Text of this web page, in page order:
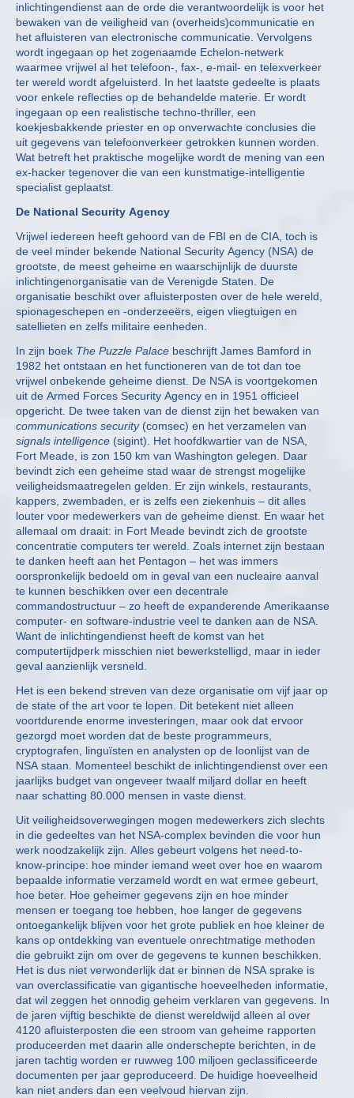
inlichtingendienst aan de orde die verantwoordelijk is voor het
bewaken van de veiligheid van (overheids)communicatie en
het afluisteren van electronische communicatie. Vervolgens
wordt ingegaan op het zogenaamde Echelon-netwerk
waarmee vrijwel al het telefoon-, fax-, e-mail- en telexverkeer
ter wereld wordt afgeluisterd. In het laatste gedeelte is plaats
voor enkele reflecties op de behandelde materie. Er wordt
ingegaan op een realistische techno-thriller, een
koekjesbakkende priester en op onverwachte conclusies die
uit gegevens van telefoonverkeer getrokken kunnen worden.
Wat betreft het praktische mogelijke wordt de mening van een
ex-hacker tegenover die van een kunstmatige-intelligentie
specialist geplaatst.
De National Security Agency
Vrijwel iedereen heeft gehoord van de FBI en de CIA, toch is
de veel minder bekende National Security Agency (NSA) de
grootste, de meest geheime en waarschijnlijk de duurste
inlichtingenorganisatie van de Verenigde Staten. De
organisatie beschikt over afluisterposten over de hele wereld,
spionageschepen en -onderzeeërs, eigen vliegtuigen en
satellieten en zelfs militaire eenheden.
In zijn boek The Puzzle Palace beschrijft James Bamford in
1982 het ontstaan en het functioneren van de tot dan toe
vrijwel onbekende geheime dienst. De NSA is voortgekomen
uit de Armed Forces Security Agency en in 1951 officieel
opgericht. De twee taken van de dienst zijn het bewaken van
communications security(comsec) en het verzamelen van
signals intelligence (sigint). Het hoofdkwartier van de NSA,
Fort Meade, is zon 150 km van Washington gelegen. Daar
bevindt zich een geheime stad waar de strengst mogelijke
veiligheidsmaatregelen gelden. Er zijn winkels, restaurants,
kappers, zwembaden, er is zelfs een ziekenhuis – dit alles
louter voor medewerkers van de geheime dienst. En waar het
allemaal om draait: in Fort Meade bevindt zich de grootste
concentratie computers ter wereld. Zoals internet zijn bestaan
te danken heeft aan het Pentagon – het was immers
oorspronkelijk bedoeld om in geval van een nucleaire aanval
te kunnen beschikken over een decentrale
commandostructuur – zo heeft de expanderende Amerikaanse
computer- en software-industrie veel te danken aan de NSA.
Want de inlichtingendienst heeft de komst van het
computertijdperk misschien niet bewerkstelligd, maar in ieder
geval aanzienlijk versneld.
Het is een bekend streven van deze organisatie om vijf jaar op
de state of the art voor te lopen. Dit betekent niet alleen
voortdurende enorme investeringen, maar ook dat ervoor
gezorgd moet worden dat de beste programmeurs,
cryptografen, linguïsten en analysten op de loonlijst van de
NSA staan. Momenteel beschikt de inlichtingendienst over een
jaarlijks budget van ongeveer twaalf miljard dollar en heeft
naar schatting 80.000 mensen in vaste dienst.
Uit veiligheidsoverwegingen mogen medewerkers zich slechts
in die gedeeltes van het NSA-complex bevinden die voor hun
werk noodzakelijk zijn. Alles gebeurt volgens het need-to-
know-principe: hoe minder iemand weet over hoe en waarom
bepaalde informatie verzameld wordt en wat ermee gebeurt,
hoe beter. Hoe geheimer gegevens zijn en hoe minder
mensen er toegang toe hebben, hoe langer de gegevens
ontoegankelijk blijven voor het grote publiek en hoe kleiner de
kans op ontdekking van eventuele onrechtmatige methoden
die gebruikt zijn om over de gegevens te kunnen beschikken.
Het is dus niet verwonderlijk dat er binnen de NSA sprake is
van overclassificatie van gigantische hoeveelheden informatie,
dat wil zeggen het onnodig geheim verklaren van gegevens. In
de jaren vijftig beschikte de dienst wereldwijd alleen al over
4120 afluisterposten die een stroom van geheime rapporten
produceerden met daarin alle onderschepte berichten, in de
jaren tachtig worden er ruwweg 100 miljoen geclassificeerde
documenten per jaar geproduceerd. De huidige hoeveelheid
kan niet anders dan een veelvoud hiervan zijn.